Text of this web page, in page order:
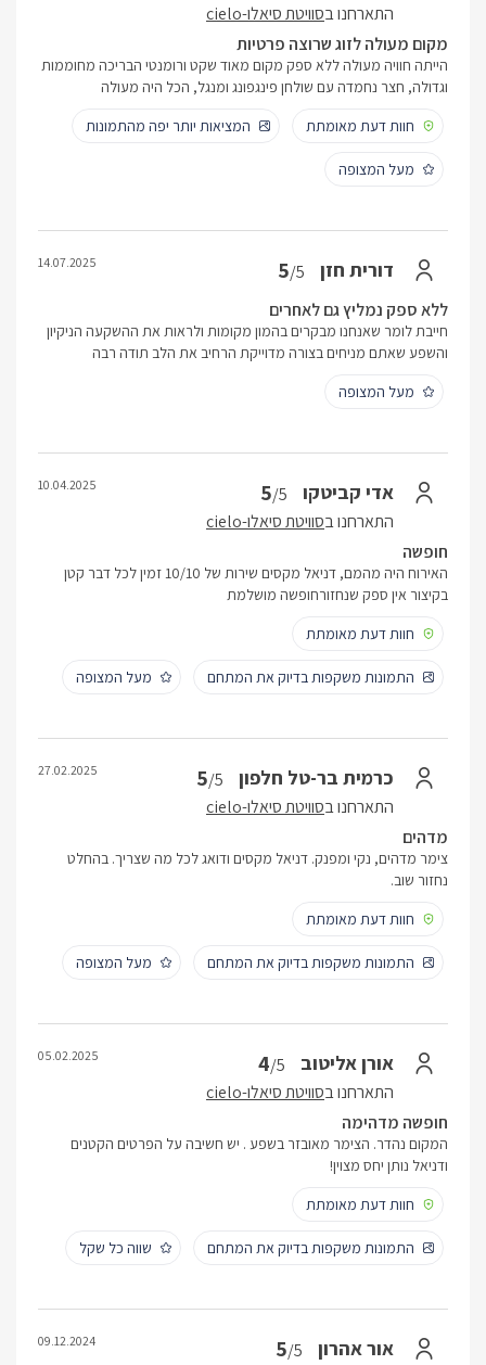
התארחנו בסוויטת סיאלו-cielo
מקום מעולה לזוג שרוצה פרטיות
הייתה חוויה מעולה ללא ספק מקום מאוד שקט ורומנטי הבריכה מחוממות
וגדולה, חצר נחמדה עם שולחן פינגפונג ומנגל, הכל היה מעולה
חוות דעת מאומתת
המציאות יותר יפה מהתמונות
מעל המצופה
דורית חזן 5/5
14.07.2025
ללא ספק נמליץ גם לאחרים
חייבת לומר שאנחנו מבקרים בהמון מקומות ולראות את ההשקעה הניקיון
והשפע שאתם מניחים בצורה מדוייקת הרחיב את הלב תודה רבה
מעל המצופה
אדי קביטקו 5/5
התארחנו בסוויטת סיאלו-cielo
10.04.2025
חופשה
האירוח היה מהמם, דניאל מקסים שירות של 10/10 זמין לכל דבר קטן
בקיצור אין ספק שנחזורחופשה מושלמת
חוות דעת מאומתת
התמונות משקפות בדיוק את המתחם מעל המצופה
כרמית בר-טל חלפון 5/5
התארחנו בסוויטת סיאלו-cielo
27.02.2025
מדהים
צימר מדהים, נקי ומפנק. דניאל מקסים ודואג לכל מה שצריך. בהחלט
נחזור שוב.
חוות דעת מאומתת
התמונות משקפות בדיוק את המתחם מעל המצופה
אורן אליטוב 4/5
התארחנו בסוויטת סיאלו-cielo
05.02.2025
חופשה מדהימה
המקום נהדר. הצימר מאובזר בשפע . יש חשיבה על הפרטים הקטנים
ודניאל נותן יחס מצוין!
חוות דעת מאומתת
התמונות משקפות בדיוק את המתחם שווה כל שקל
אור אהרון 5/5
09.12.2024